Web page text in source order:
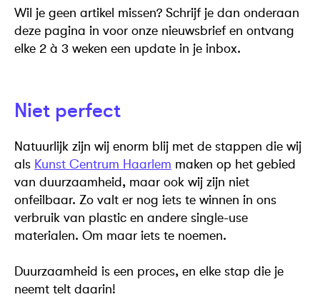
Wil je geen artikel missen? Schrijf je dan onderaan
deze pagina in voor onze nieuwsbrief en ontvang
elke 2 à 3 weken een update in je inbox.
Niet perfect
Natuurlijk zijn wij enorm blij met de stappen die wij
als Kunst Centrum Haarlem maken op het gebied
van duurzaamheid, maar ook wij zijn niet
onfeilbaar. Zo valt er nog iets te winnen in ons
verbruik van plastic en andere single-use
materialen. Om maar iets te noemen.
Duurzaamheid is een proces, en elke stap die je
neemt telt daarin!